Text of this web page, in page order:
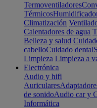
Termoventiladores
Térmicos
Climatización
Calentadores de agua
Belleza y salud
cabelloCuidado dental
Limpieza Limpieza a
Electrónica
Audio y hifi
Auriculares
de sonidoAudio car y
Informática